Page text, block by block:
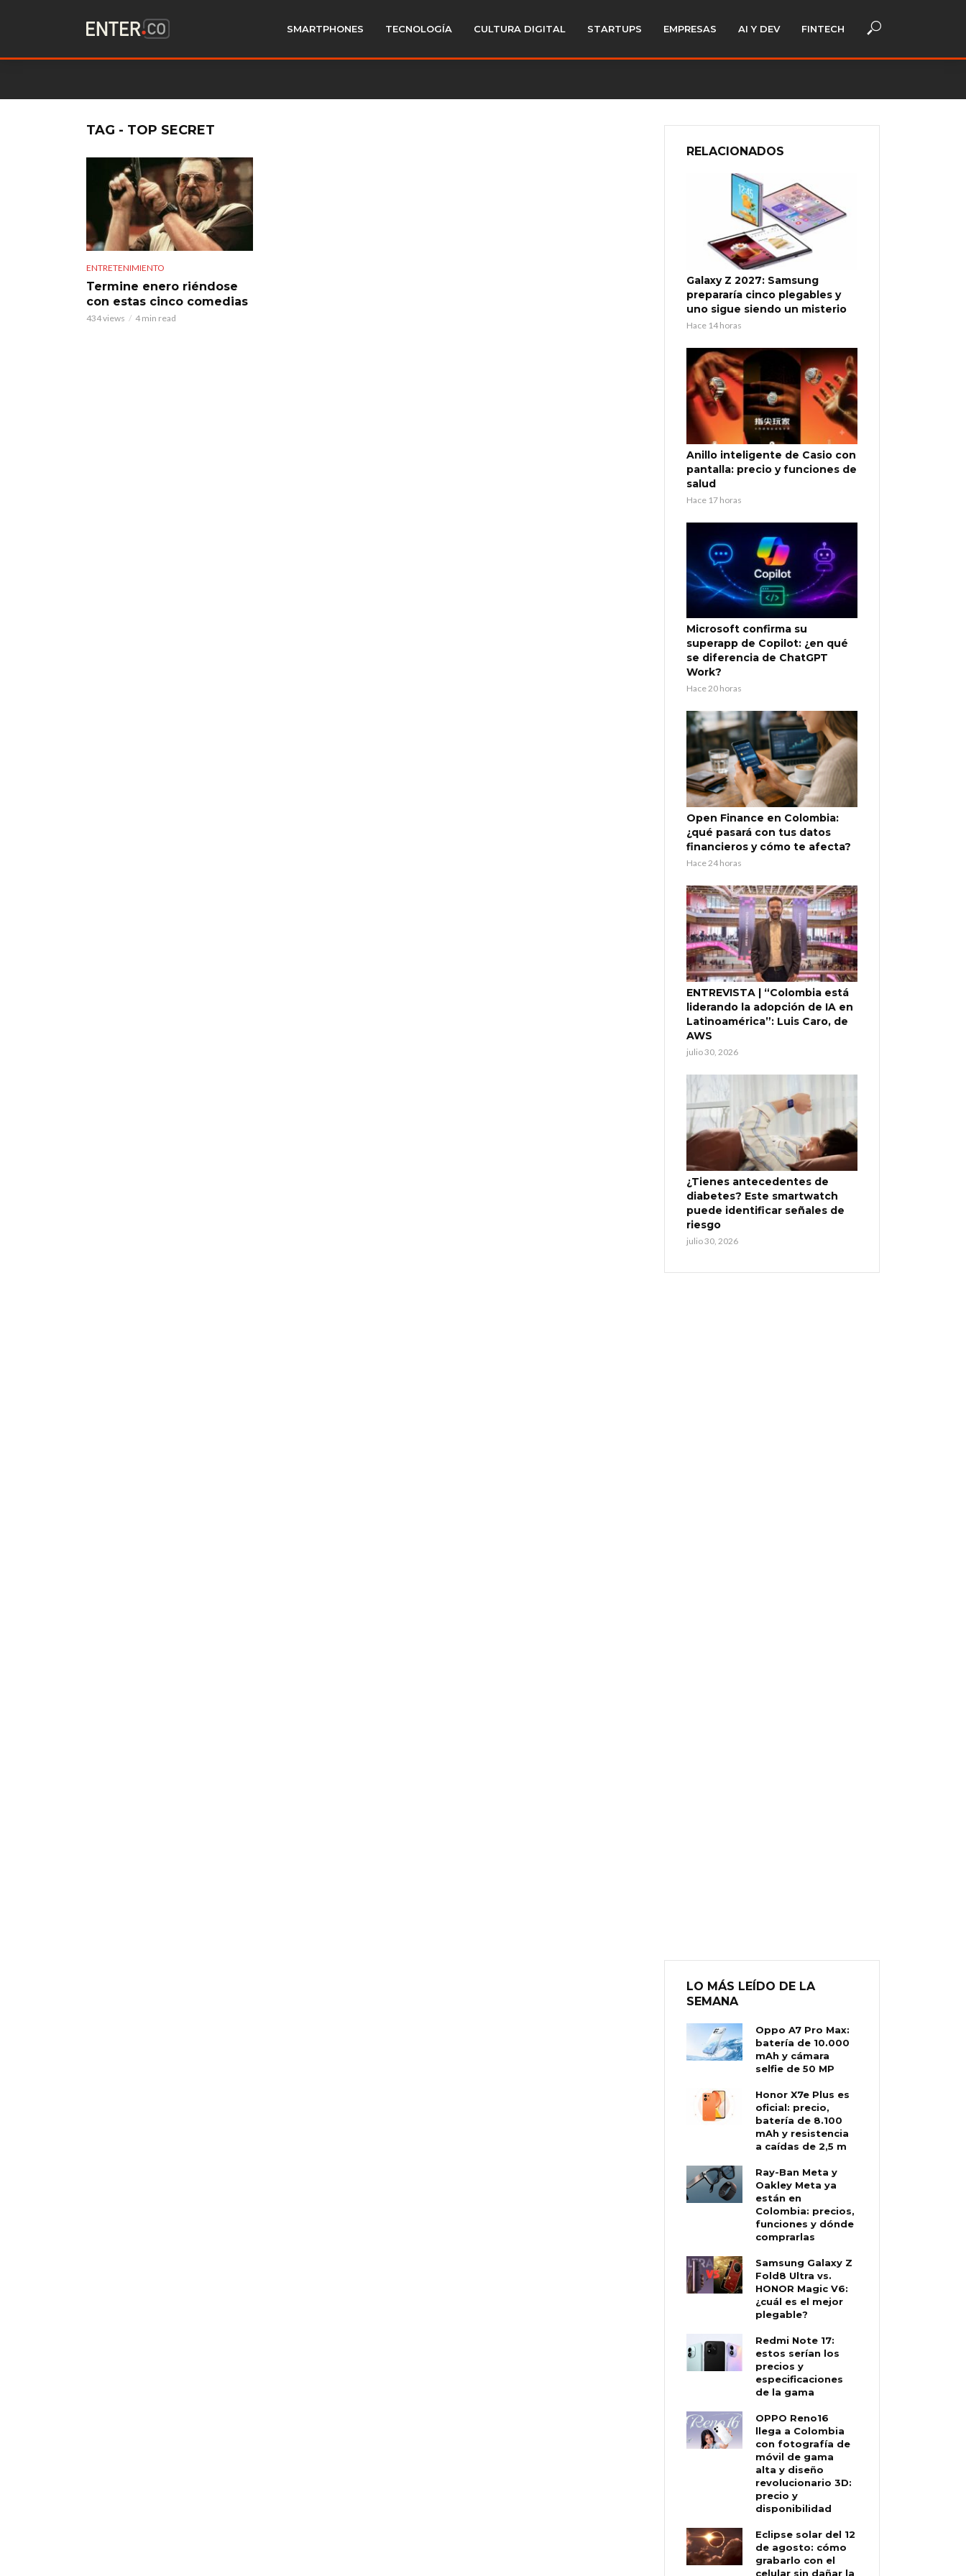
SMARTPHONES TECNOLOGÍA CULTURA DIGITAL STARTUPS EMPRESAS AI Y DEV FINTECH
TAG - TOP SECRET
ENTRETENIMIENTO
Termine enero riéndose
con estas cinco comedias
434 views 4 min read
RELACIONADOS
Galaxy Z 2027: Samsung
prepararía cinco plegables y
uno sigue siendo un misterio
Hace 14 horas
Anillo inteligente de Casio con
pantalla: precio y funciones de
salud
Hace 17 horas
Microsoft confirma su
superapp de Copilot: ¿en qué
se diferencia de ChatGPT
Work?
Hace 20 horas
Open Finance en Colombia:
¿qué pasará con tus datos
financieros y cómo te afecta?
Hace 24 horas
ENTREVISTA | “Colombia está
liderando la adopción de IA en
Latinoamérica”: Luis Caro, de
AWS
julio 30, 2026
¿Tienes antecedentes de
diabetes? Este smartwatch
puede identificar señales de
riesgo
julio 30, 2026
LO MÁS LEÍDO DE LA
SEMANA
Oppo A7 Pro Max:
batería de 10.000
mAh y cámara
selfie de 50 MP
Honor X7e Plus es
oficial: precio,
batería de 8.100
mAh y resistencia
a caídas de 2,5 m
Ray-Ban Meta y
Oakley Meta ya
están en
Colombia: precios,
funciones y dónde
comprarlas
Samsung Galaxy Z
Fold8 Ultra vs.
HONOR Magic V6:
¿cuál es el mejor
plegable?
Redmi Note 17:
estos serían los
precios y
especificaciones
de la gama
OPPO Reno16
llega a Colombia
con fotografía de
móvil de gama
alta y diseño
revolucionario 3D:
precio y
disponibilidad
Eclipse solar del 12
de agosto: cómo
grabarlo con el
celular sin dañar la